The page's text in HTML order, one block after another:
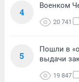
4
Военком
20 741
5
Пошли в
выдачи
19 847